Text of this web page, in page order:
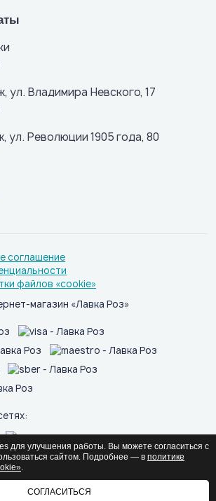
ул. Владимира Невского, 17
ул. Революции 1905 года, 80
соглашение
файлов «cookie»
магазин «Лавка Роз»
для улучшения работы. Вы можете согласиться с
сайтом. Подробнее — в политике
.
СОГЛАСИТЬСЯ